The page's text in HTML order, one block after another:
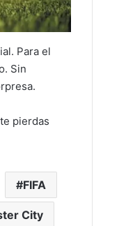
Para el
Sin
pierdas
FIFA
City